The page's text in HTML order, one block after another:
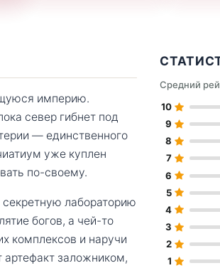
империю.
север гибнет под
— единственного
уже куплен
по-своему.
лабораторию
богов, а чей-то
комплексов и наручи
артефакт заложником,
Средний
10
9
8
7
6
5
4
3
2
1